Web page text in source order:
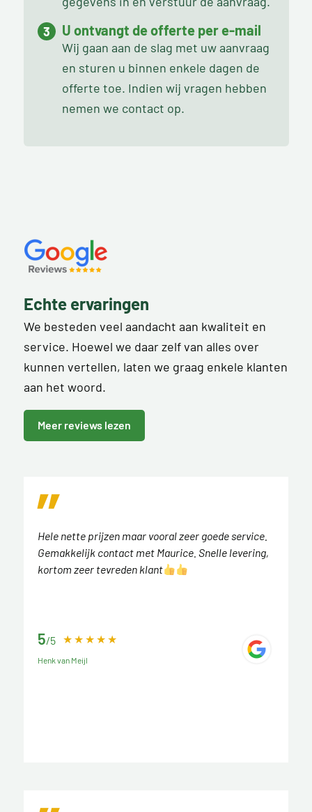
U ontvangt de offerte per e-mail
Wij gaan aan de slag met uw aanvraag
en sturen u binnen enkele dagen de
offerte toe. Indien wij vragen hebben
nemen we contact op.
Echte ervaringen
We besteden veel aandacht aan kwaliteit en
service. Hoewel we daar zelf van alles over
kunnen vertellen, laten we graag enkele klanten
aan het woord.
Meer reviews lezen
Hele nette prijzen maar vooral zeer goede service.
Gemakkelijk contact met Maurice. Snelle levering,
kortom zeer tevreden klant
5/5
Henk van Meijl